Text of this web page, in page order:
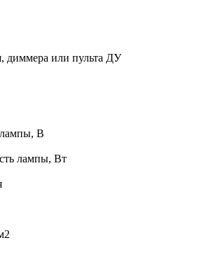
диммера или пульта ДУ
В
лампы, Вт